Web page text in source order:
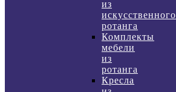
из
искусственного
ротанга
Комплекты
мебели
из
ротанга
Кресла